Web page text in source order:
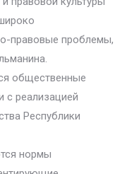
правовые проблемы,
общественные
с реализацией
Республики
нормы